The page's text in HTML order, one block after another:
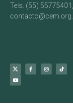
Tels. (55)